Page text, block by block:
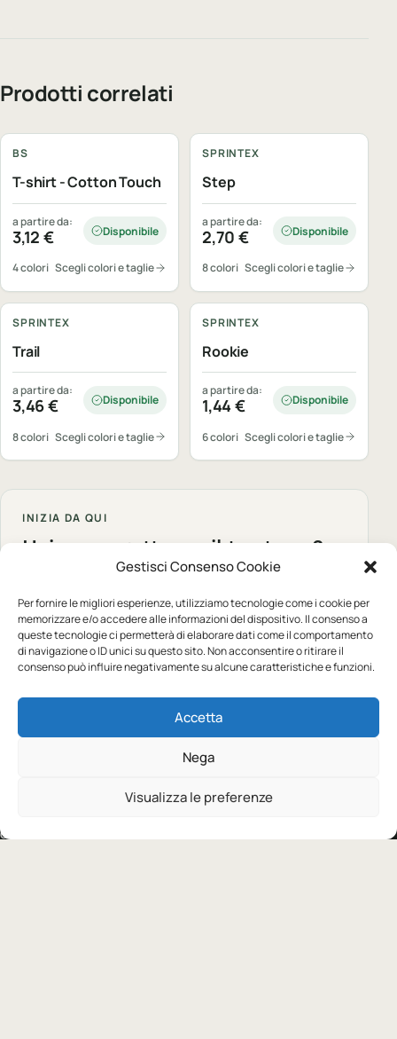
Gestisci Consenso Cookie
Per fornire le migliori esperienze, utilizziamo tecnologie come i cookie per
memorizzare e/o accedere alle informazioni del dispositivo. Il consenso a
queste tecnologie ci permetterà di elaborare dati come il comportamento
di navigazione o ID unici su questo sito. Non acconsentire o ritirare il
consenso può influire negativamente su alcune caratteristiche e funzioni.
Accetta
Nega
Visualizza le preferenze
Prodotti correlati
BS
T-shirt - Cotton Touch
a partire da:
3,12€ Disponibile
4 colori Scegli colori e taglie
SPRINTEX
Step
a partire da:
2,70€ Disponibile
8 colori Scegli colori e taglie
SPRINTEX
Trail
a partire da:
3,46€ Disponibile
8 colori Scegli colori e taglie
SPRINTEX
Rookie
a partire da:
1,44€ Disponibile
6 colori Scegli colori e taglie
INIZIA DA QUI
Hai un progetto per il tuo team?
Raccontaci capi, quantita e risultato desiderato.
Parla con YUME
Abbigliamento professionale, neutro o
CATALOGO